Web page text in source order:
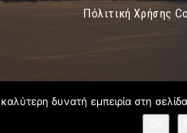
Πόλιτική Χρήσης
δυνατή εμπειρία στη